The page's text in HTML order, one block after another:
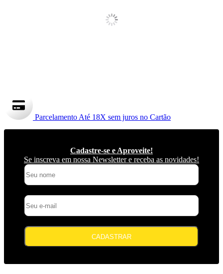
ParcelamentoAté 18X sem juros no Cartão
Cadastre-se e Aproveite!
Se inscreva em nossa Newsletter e receba as novidades!
CADASTRAR